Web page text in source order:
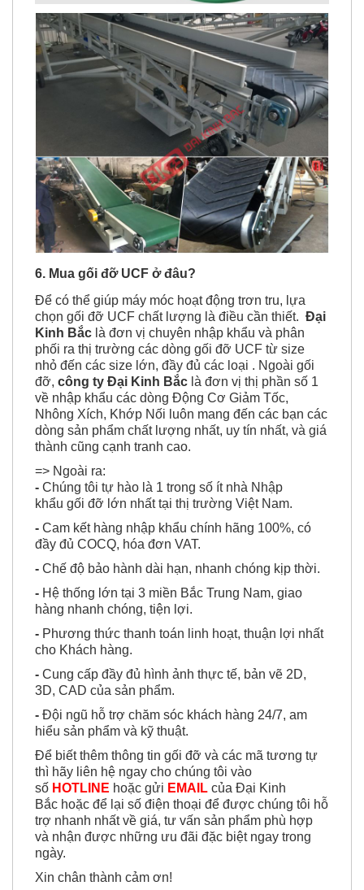
6. Muagối đỡ UCF ở đâu?
Để có thể giúp máy móc hoạt động trơn tru, lựa
chọn gối đỡ UCF chất lượng là điều cần thiết.
Kinh Bắc là đơn vị chuyên nhập khẩu và phân
phối ra thị trường các dòng gối đỡ UCF từ size
nhỏ đến các size lớn, đầy đủ các loại . Ngoài gối
đỡ,công ty Đại Kinh Bắclà đơn vị thị phần số 1
về nhập khẩu các dòng Động Cơ Giảm Tốc,
Nhông Xích, Khớp Nối luôn mang đến các bạn các
dòng sản phẩm chất lượng nhất, uy tín nhất, và giá
thành cũng cạnh tranh cao.
=> Ngoài ra:
-Chúng tôi tự hào là 1 trong số ít nhà Nhập
khẩu gối đỡ lớn nhất tại thị trường Việt Nam.
-Cam kết hàng nhập khẩu chính hãng 100%, có
đầy đủ COCQ, hóa đơn VAT.
Chế độ bảo hành dài hạn, nhanh chóng kịp thời.
-Hệ thống lớn tại 3 miền Bắc Trung Nam, giao
hàng nhanh chóng, tiện lợi.
-Phương thức thanh toán linh hoạt, thuận lợi nhất
cho Khách hàng.
-Cung cấp đầy đủ hình ảnh thực tế, bản vẽ 2D,
3D, CAD của sản phẩm.
-Đội ngũ hỗ trợ chăm sóc khách hàng 24/7, am
hiểu sản phẩm và kỹ thuật.
Để biết thêm thông tin gối đỡ và các mã tương tự
thì hãy liên hệ ngay cho chúng tôi vào
sốHOTLINE hoặc gửiEMAILcủa Đại Kinh
Bắc hoặc để lại số điện thoại để được chúng tôi hỗ
trợ nhanh nhất về giá, tư vấn sản phẩm phù hợp
và nhận được
ngày.